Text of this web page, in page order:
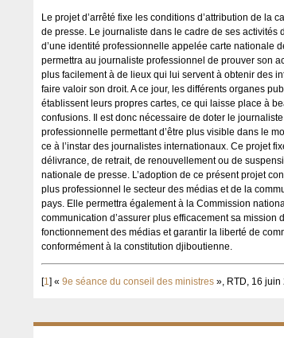
Le projet d’arrêté fixe les conditions d’attribution de la
de presse. Le journaliste dans le cadre de ses activités
d’une identité professionnelle appelée carte nationale
permettra au journaliste professionnel de prouver son
plus facilement à de lieux qui lui servent à obtenir des
faire valoir son droit. A ce jour, les différents organes
établissent leurs propres cartes, ce qui laisse place à
confusions. Il est donc nécessaire de doter le journaliste
professionnelle permettant d’être plus visible dans le
ce à l’instar des journalistes internationaux. Ce projet
délivrance, de retrait, de renouvellement ou de
nationale de presse. L’adoption de ce présent projet
plus professionnel le secteur des médias et de la
pays. Elle permettra également à la Commission
communication d’assurer plus efficacement sa mission
fonctionnement des médias et garantir la liberté de
conformément à la constitution djiboutienne.
[1] « 9e séance du conseil des ministres », RTD, 16 juin